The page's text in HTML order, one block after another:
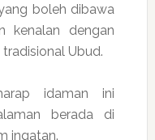
boleh dibawa
kenalan dengan
Ubud.
idaman ini
berada di
ingatan.